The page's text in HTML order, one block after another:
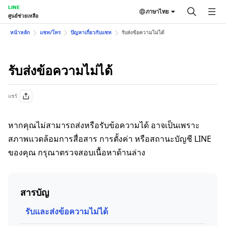
LINE
ศูนย์ช่วยเหลือ
ภาษาไทย
หน้าหลัก แชท/โทร ปัญหาเกี่ยวกับแชท รับส่งข้อความไม่ได้
รับส่งข้อความไม่ได้
แชร์
หากคุณไม่สามารถส่งหรือรับข้อความได้ อาจเป็นเพราะ
สภาพแวดล้อมการสื่อสาร การตั้งค่า หรือสถานะบัญชี LINE
ของคุณ กรุณาตรวจสอบเนื้อหาด้านล่าง
สารบัญ
รับและส่งข้อความไม่ได้